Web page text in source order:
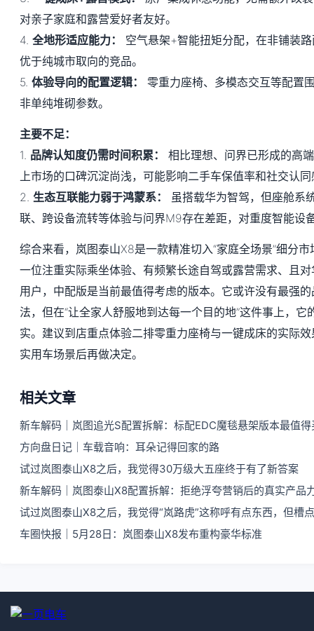
对亲子家庭和露营爱好者友好。
4. 全地形适应能力：
空气悬架+智能扭矩分配，在非铺装
优于纯城市取向的竞品。
5. 体验导向的配置逻辑：
零重力座椅、多模态交互等配置
非单纯堆砌参数。
主要不足：
1. 品牌认知度仍需时间积累：
相比理想、问界已形成的高
上市场的口碑沉淀尚浅，可能影响二手车保值率和社交认同
2. 生态互联能力弱于鸿蒙系：
虽搭载华为智驾，但座舱系
联、跨设备流转等体验与问界M9存在差距，对重度智能设
综合来看，岚图泰山X8是一款精准切入“家庭全场景”细分
一位注重实际乘坐体验、有频繁长途自驾或露营需求、且
用户，中配版是当前最值得考虑的版本。它或许没有最强
法，但在“让全家人舒服地到达每一个目的地”这件事上，它
实。建议到店重点体验二排零重力座椅与一键成床的实际
实用车场景后再做决定。
相关文章
新车解码｜岚图追光S配置拆解：标配EDC魔毯悬架版本最值得
方向盘日记｜车载音响：耳朵记得回家的路
试过岚图泰山X8之后，我觉得30万级大五座终于有了新答案
新车解码｜岚图泰山X8配置拆解：拒绝浮夸营销后的真实产品
试过岚图泰山X8之后，我觉得“岚路虎”这称呼有点东西，但槽
车圈快报｜5月28日：岚图泰山X8发布重构豪华标准